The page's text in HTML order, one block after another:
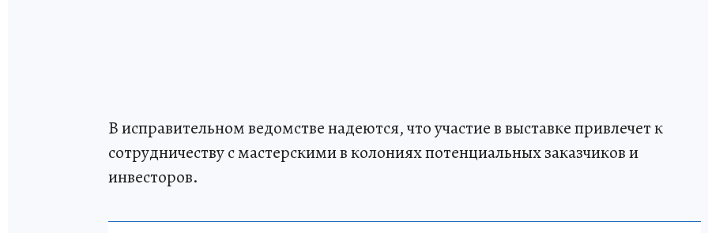
В исправительном ведомстве надеются, что участие в выставке привлечет к
сотрудничеству с мастерскими в колониях потенциальных заказчиков и
инвесторов.